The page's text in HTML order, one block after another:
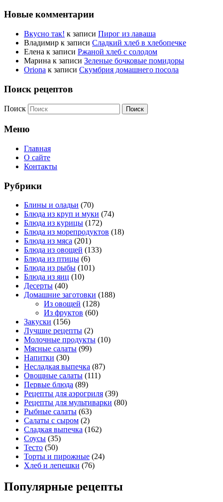
Новые комментарии
Вкусно так! к записи Пирог из лаваша
Владимир к записи Сладкий хлеб в хлебопечке
Елена к записи Ржаной хлеб с солодом
Марина к записи Зеленые бочковые помидоры
Oriona к записи Скумбрия домашнего посола
Поиск рецептов
Поиск
Меню
Главная
О сайте
Контакты
Рубрики
Блины и оладьи (70)
Блюда из круп и муки (74)
Блюда из курицы (172)
Блюда из морепродуктов (18)
Блюда из мяса (201)
Блюда из овощей (133)
Блюда из птицы (6)
Блюда из рыбы (101)
Блюда из яиц (10)
Десерты (40)
Домашние заготовки (188)
Из овощей (128)
Из фруктов (60)
Закуски (156)
Лучшие рецепты (2)
Молочные продукты (10)
Мясные салаты (99)
Напитки (30)
Несладкая выпечка (87)
Овощные салаты (111)
Первые блюда (89)
Рецепты для аэрогриля (39)
Рецепты для мультиварки (80)
Рыбные салаты (63)
Салаты с сыром (2)
Сладкая выпечка (162)
Соусы (35)
Тесто (50)
Торты и пирожные (24)
Хлеб и лепешки (76)
Популярные рецепты